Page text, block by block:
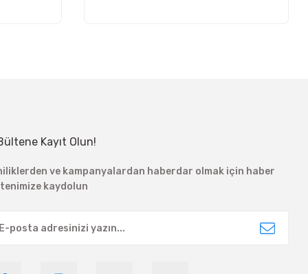
Kayıt Olun!
ve kampanyalardan haberdar olmak için haber
kaydolun